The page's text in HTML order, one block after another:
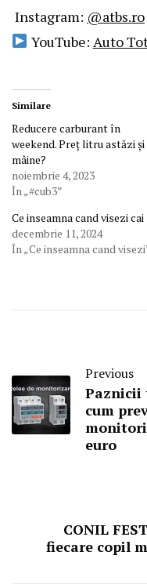
Instagram: @atbs.ro
YouTube: Auto
Similare
Reducere carburant în
weekend. Preț litru astăzi și
mâine?
noiembrie 4, 2023
În „#cub3”
Ce inseamna cand visezi cai
decembrie 11, 2024
În „Ce inseamna cand
Previous
Paznicii
cum
euro
CONIL
fiecare copil